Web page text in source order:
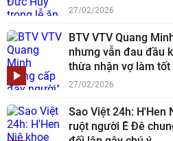
27/02/2026
BTV VTV Quang
nhưng vẫn đau đầu
thừa nhận vợ làm tốt
27/02/2026
Sao Việt 24h: H'Hen
ruột người Ê Đê